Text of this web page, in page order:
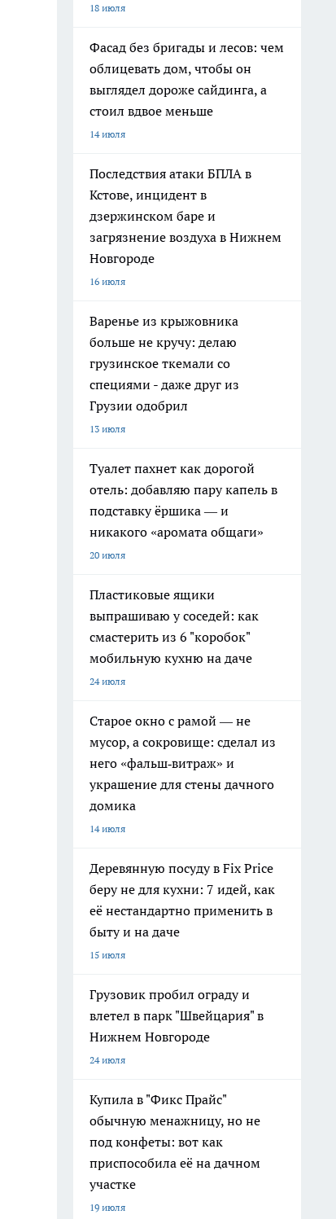
18 июля
Фасад без бригады и лесов: чем
облицевать дом, чтобы он
выглядел дороже сайдинга, а
стоил вдвое меньше
14 июля
Последствия атаки БПЛА в
Кстове, инцидент в
дзержинском баре и
загрязнение воздуха в Нижнем
Новгороде
16 июля
Варенье из крыжовника
больше не кручу: делаю
грузинское ткемали со
специями - даже друг из
Грузии одобрил
13 июля
Туалет пахнет как дорогой
отель: добавляю пару капель в
подставку ёршика — и
никакого «аромата общаги»
20 июля
Пластиковые ящики
выпрашиваю у соседей: как
смастерить из 6 "коробок"
мобильную кухню на даче
24 июля
Старое окно с рамой — не
мусор, а сокровище: сделал из
него «фальш‑витраж» и
украшение для стены дачного
домика
14 июля
Деревянную посуду в Fix Price
беру не для кухни: 7 идей, как
её нестандартно применить в
быту и на даче
15 июля
Грузовик пробил ограду и
влетел в парк "Швейцария" в
Нижнем Новгороде
24 июля
Купила в "Фикс Прайс"
обычную менажницу, но не
под конфеты: вот как
приспособила её на дачном
участке
19 июля